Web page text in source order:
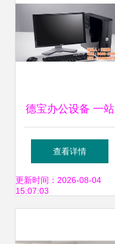
德宝办公设备 一站
式办公解决方案的
领航者
查看详情
更新时间：2026-08-04
15:07:03